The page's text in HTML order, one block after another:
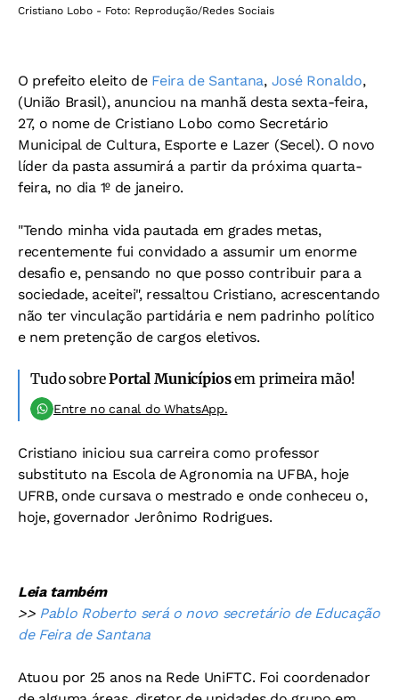
Cristiano Lobo - Foto: Reprodução/Redes Sociais
O prefeito eleito de Feira de Santana, José Ronaldo,
(União Brasil), anunciou na manhã desta sexta-feira,
27, o nome de Cristiano Lobo como Secretário
Municipal de Cultura, Esporte e Lazer (Secel). O novo
líder da pasta assumirá a partir da próxima quarta-
feira, no dia 1º de janeiro.
"Tendo minha vida pautada em grades metas,
recentemente fui convidado a assumir um enorme
desafio e, pensando no que posso contribuir para a
sociedade, aceitei", ressaltou Cristiano, acrescentando
não ter vinculação partidária e nem padrinho político
e nem pretenção de cargos eletivos.
Tudo sobrePortal Municípiosem primeira mão!
Entre no canal do WhatsApp.
Cristiano iniciou sua carreira como professor
substituto na Escola de Agronomia na UFBA, hoje
UFRB, onde cursava o mestrado e onde conheceu o,
hoje, governador Jerônimo Rodrigues.
Leia também
>> Pablo Roberto será o novo secretário de Educação
de Feira de Santana
Atuou por 25 anos na Rede UniFTC. Foi coordenador